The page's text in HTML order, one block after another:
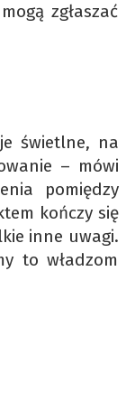
zgłaszać
świetlne, na
– mówi
pomiędzy
kończy się
inne uwagi.
to władzom